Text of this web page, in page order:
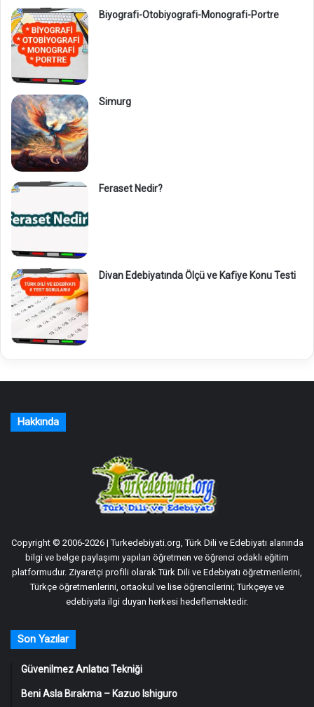
Biyografi-Otobiyografi-Monografi-Portre
Simurg
Feraset Nedir?
Divan Edebiyatında Ölçü ve Kafiye Konu Testi
Hakkında
Copyright © 2006-2026 | Turkedebiyati.org, Türk Dili ve Edebiyatı alanında
bilgi ve belge paylaşımı yapılan öğretmen ve öğrenci odaklı eğitim
platformudur. Ziyaretçi profili olarak Türk Dili ve Edebiyatı öğretmenlerini,
Türkçe öğretmenlerini, ortaokul ve lise öğrencilerini; Türkçeye ve
edebiyata ilgi duyan herkesi hedeflemektedir.
Son Yazılar
Güvenilmez Anlatıcı Tekniği
Beni Asla Bırakma – Kazuo Ishiguro